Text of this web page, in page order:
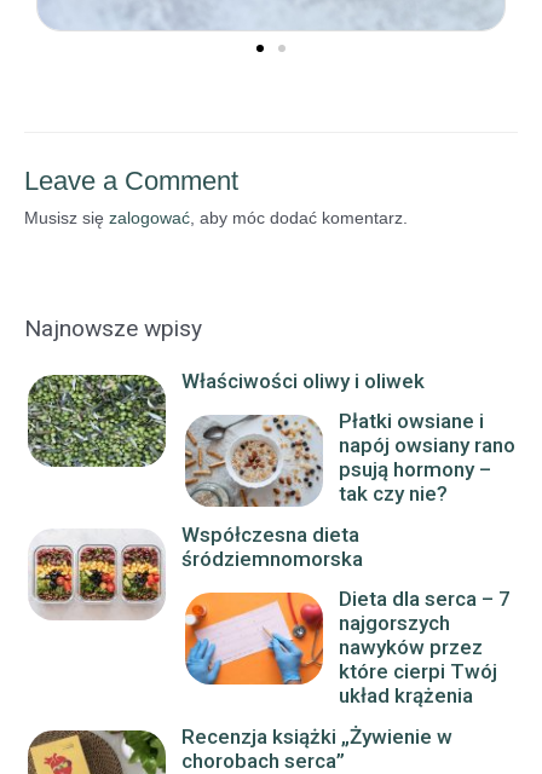
Leave a Comment
Musisz się zalogować , aby móc dodać komentarz.
Najnowsze wpisy
Właściwości oliwy i oliwek
Płatki owsiane i
napój owsiany rano
psują hormony –
tak czy nie?
Współczesna dieta
śródziemnomorska
Dieta dla serca – 7
najgorszych
nawyków przez
które cierpi Twój
układ krążenia
Recenzja książki „Żywienie w
chorobach serca”